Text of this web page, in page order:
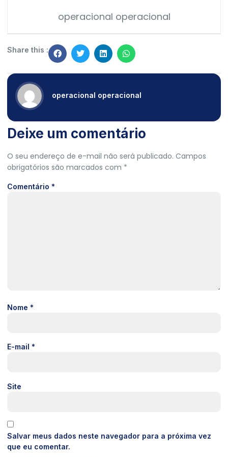
operacional operacional
Share this :
operacional operacional
Deixe um comentário
O seu endereço de e-mail não será publicado. Campos
obrigatórios são marcados com *
Comentário *
Nome *
E-mail *
Site
Salvar meus dados neste navegador para a próxima vez
que eu comentar.